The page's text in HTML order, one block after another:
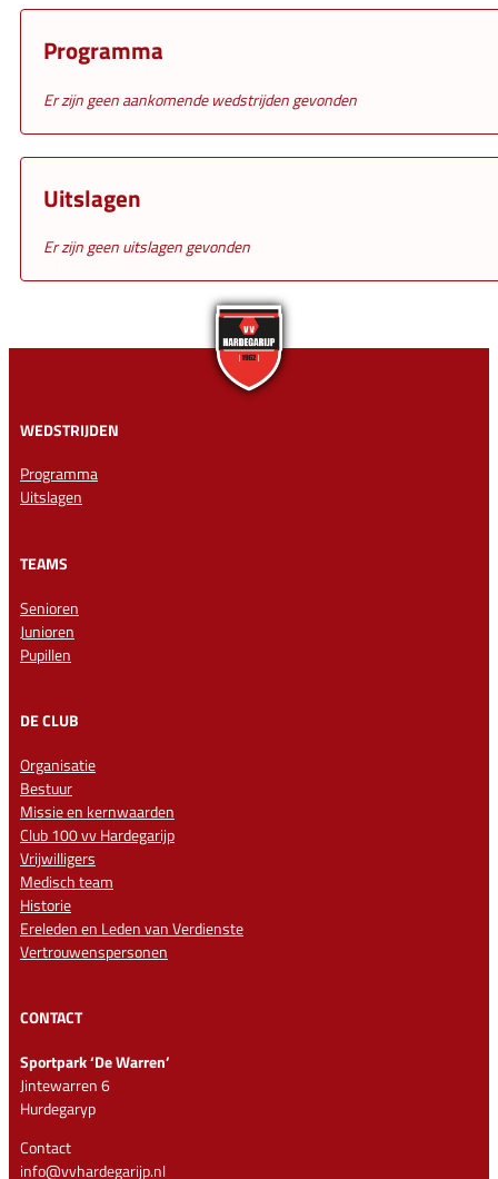
Programma
Er zijn geen aankomende wedstrijden gevonden
Uitslagen
Er zijn geen uitslagen gevonden
WEDSTRIJDEN
Programma
Uitslagen
TEAMS
Senioren
Junioren
Pupillen
DE CLUB
Organisatie
Bestuur
Missie en kernwaarden
Club 100 vv Hardegarijp
Vrijwilligers
Medisch team
Historie
Ereleden en Leden van Verdienste
Vertrouwenspersonen
CONTACT
Sportpark ‘De Warren’
Jintewarren 6
Hurdegaryp
Contact
info@vvhardegarijp.nl